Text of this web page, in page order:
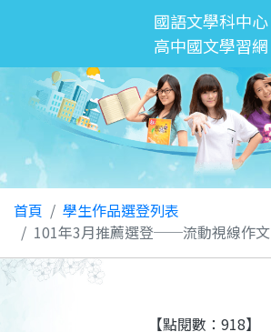
國語文學科中心
高中國文學習網
首頁
學生作品選登列表
101年3月推薦選登──流動視線作文
【點閱數：918】